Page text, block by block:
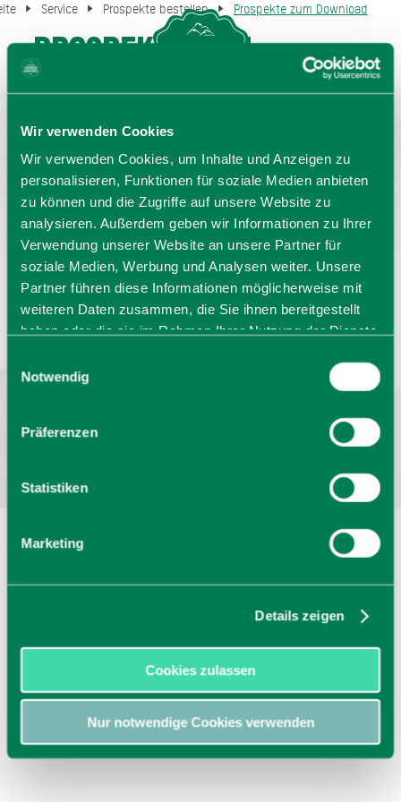
Wir verwenden Cookies
Wir verwenden Cookies, um Inhalte und Anzeigen zu
personalisieren, Funktionen für soziale Medien anbieten
zu können und die Zugriffe auf unsere Website zu
analysieren. Außerdem geben wir Informationen zu Ihrer
Verwendung unserer Website an unsere Partner für
soziale Medien, Werbung und Analysen weiter. Unsere
Partner führen diese Informationen möglicherweise mit
weiteren Daten zusammen, die Sie ihnen bereitgestellt
haben oder die sie im Rahmen Ihrer Nutzung der Dienste
Cookies, wenn Sie unsere Webseite weiterhin nutzen.
Notwendig
Präferenzen
Statistiken
Marketing
Details zeigen
Cookies zulassen
Nur notwendige Cookies verwenden
Service Prospekte bestellen Prospekte zum Download
Prospekte zum
Download
Sprache wählen:DE EN IT
GASTGEBERSUCHE